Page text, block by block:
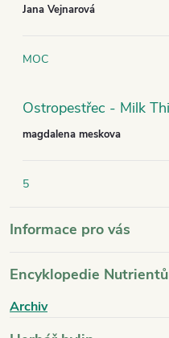
Jana Vejnarová
MOC
magdalena meskova
5
Informace pro vás
Encyklopedie Nutrientů
Archiv